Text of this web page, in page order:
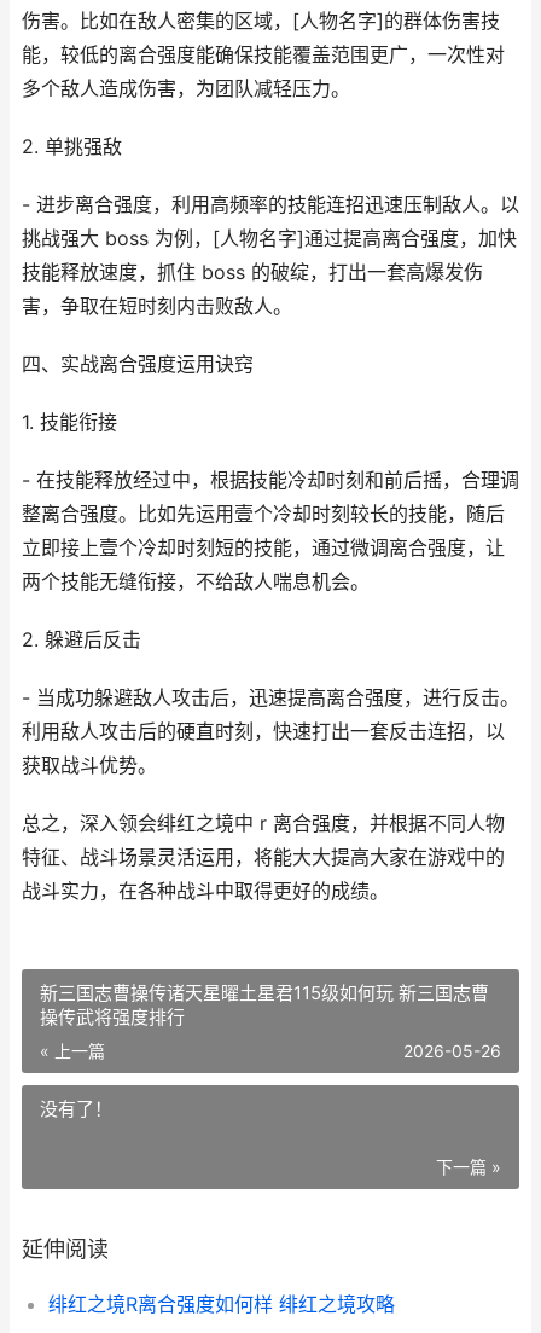
伤害。比如在敌人密集的区域，[人物名字]的群体伤害技
能，较低的离合强度能确保技能覆盖范围更广，一次性对
多个敌人造成伤害，为团队减轻压力。
2. 单挑强敌
- 进步离合强度，利用高频率的技能连招迅速压制敌人。以
挑战强大 boss 为例，[人物名字]通过提高离合强度，加快
技能释放速度，抓住 boss 的破绽，打出一套高爆发伤
害，争取在短时刻内击败敌人。
四、实战离合强度运用诀窍
1. 技能衔接
- 在技能释放经过中，根据技能冷却时刻和前后摇，合理调
整离合强度。比如先运用壹个冷却时刻较长的技能，随后
立即接上壹个冷却时刻短的技能，通过微调离合强度，让
两个技能无缝衔接，不给敌人喘息机会。
2. 躲避后反击
- 当成功躲避敌人攻击后，迅速提高离合强度，进行反击。
利用敌人攻击后的硬直时刻，快速打出一套反击连招，以
获取战斗优势。
总之，深入领会绯红之境中 r 离合强度，并根据不同人物
特征、战斗场景灵活运用，将能大大提高大家在游戏中的
战斗实力，在各种战斗中取得更好的成绩。
新三国志曹操传诸天星曜土星君115级如何玩 新三国志曹
操传武将强度排行
« 上一篇 2026-05-26
没有了！
下一篇 »
延伸阅读
绯红之境R离合强度如何样 绯红之境攻略